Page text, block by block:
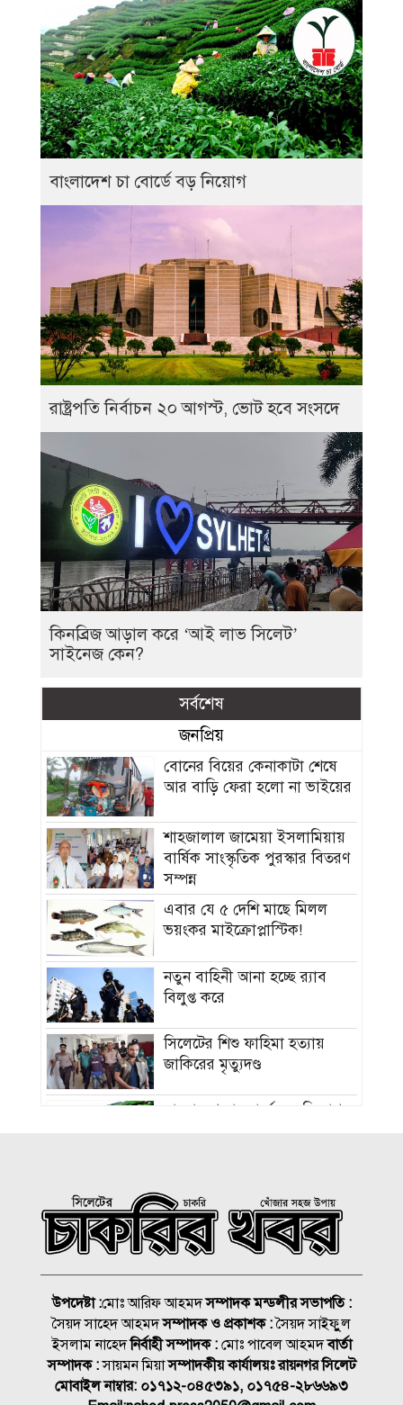
বাংলাদেশ চা বোর্ডে বড় নিয়োগ
রাষ্ট্রপতি নির্বাচন ২০ আগস্ট, ভোট হবে সংসদে
কিনব্রিজ আড়াল করে ‘আই লাভ সিলেট’
সাইনেজ কেন?
সর্বশেষ
জনপ্রিয়
বোনের বিয়ের কেনাকাটা শেষে
আর বাড়ি ফেরা হলো না ভাইয়ের
শাহজালাল জামেয়া ইসলামিয়ায়
বার্ষিক সাংস্কৃতিক পুরস্কার বিতরণ
সম্পন্ন
এবার যে ৫ দেশি মাছে মিলল
ভয়ংকর মাইক্রোপ্লাস্টিক!
নতুন বাহিনী আনা হচ্ছে র‍্যাব
বিলুপ্ত করে
সিলেটের শিশু ফাহিমা হত্যায়
জাকিরের মৃত্যুদণ্ড
বাংলাদেশ চা বোর্ডে বড় নিয়োগ
হবে সংসদে
১৮নং ওয়ার্ড বিএনপির উদ্যোগে
মতবিনিময় ও উন্মুক্ত আলোচনা
সভা
কিনব্রিজ আড়াল করে ‘আই লাভ
সিলেট’ সাইনেজ কেন?
সিলেট মহানগর বিএনপির
উপদেষ্টা :মোঃ আরিফ আহমদসম্পাদক মন্ডলীর সভাপতি :
সৈয়দ সাহেদ আহমদসম্পাদক ও প্রকাশক :সৈয়দ সাইফুুল
ইসলাম নাহেদনির্বাহী সম্পাদক :মোঃ পাবেল আহমদবার্তা
সম্পাদক :সায়মন মিয়াসম্পাদকীয় কার্যালয়ঃ রায়নগর সিলেট
মোবাইল নাম্বার: ০১৭১২-০৪৫৩৯১, ০১৭৫৪-২৮৬৬৯৩